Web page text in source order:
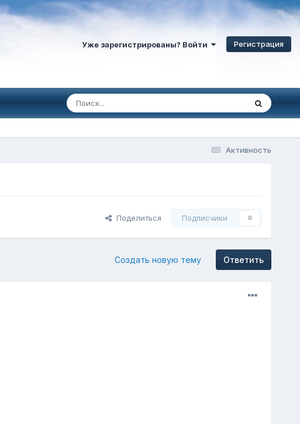
Уже зарегистрированы? Войти Регистрация
Активность
Поделиться Подписчики 0
Ответить
Создать новую тему